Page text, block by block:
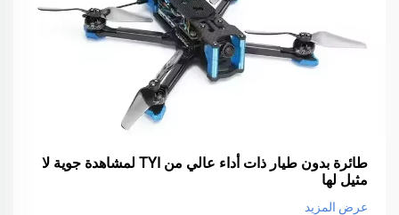
طائرة بدون طيار ذات أداء عالي من TYI لمشاهدة جوية لا
مثيل لها
عرض المزيد